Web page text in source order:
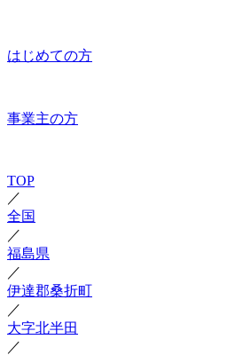
はじめての方
事業主の方
TOP
／
全国
／
福島県
／
伊達郡桑折町
／
大字北半田
／